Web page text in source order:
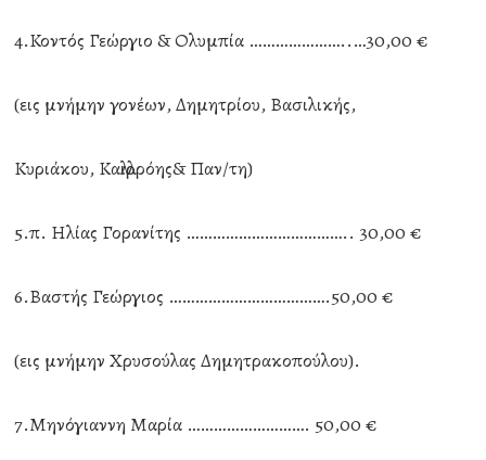
4.Κοντός Γεώργιο & Ολυμπία …………………..…30,00 €
(εις μνήμην γονέων, Δημητρίου, Βασιλικής,
Κυριάκου, Καλλιρρόης& Παν/τη)
5.π. Ηλίας Γορανίτης ……………………………….. 30,00 €
6.Βαστής Γεώργιος ……………………………….50,00 €
(εις μνήμην Χρυσούλας Δημητρακοπούλου).
7.Μηνόγιαννη Μαρία ………………………. 50,00 €